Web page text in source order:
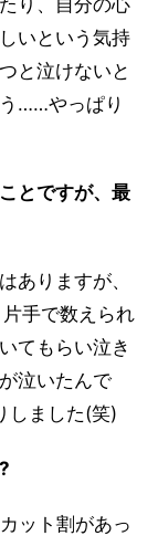
いという気持
と泣けないと
……やっぱり
とですが、最
ありますが、
手で数えられ
てもらい泣き
泣いたんで
しました(笑)
ット割があっ